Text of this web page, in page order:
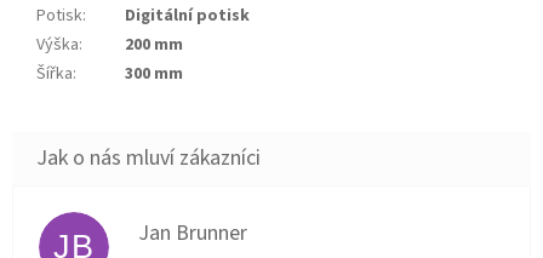
Potisk:
Digitální potisk
Výška:
200 mm
Šířka: 300 mm
JB Jan Brunner